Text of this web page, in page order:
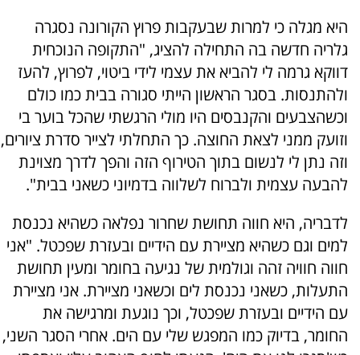
היא מגלה כי למרות שבעקבות פרוץ הקורונה נסגרה
גלריה חדשה בה התחילה להציג, "התקופה הנוכחית
דווקא גרמה לי להביא את עצמי לידי ביטוי, לפרוץ, להעז
ולהתנסות. בסגר הראשון הייתי סגורה בבית כמו כולם
וכשהצבעים והקנבסים היו מולי הרגשתי שהכל בוער בי
וזועק ממני לצאת החוצה. כך התחלתי לצייר סדרת ציורים,
וזה נתן לי לנשום בתוך הטירוף הזה והפך לדרך מצוינת
להבעה עצמית ולברוח לשלווה בדמיוני כשאני בבית".
לדבריה, היא חווה תחושת שחרור נפלאה כשהיא נכנסת
למים וגם כשהיא מציירת עם הידיים ובעזרת שפכטל. "אני
חווה חוויה זהה וגולמית של נגיעה בחומר ומעין תחושת
התעלות, כשאני נכנסת לים וכשאני מציירת. אני מציירת
עם הידיים ובעזרת שפכטל, וכך נוגעת ומרגישה את
החומר, בדיוק כמו המפגש שלי עם הים. אחרי הסגר השני,